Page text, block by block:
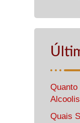
Quanto
Quais